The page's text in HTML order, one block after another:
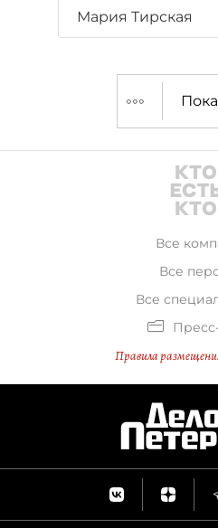
займется
паркингов.
Мария Тирская
Все
Все
Все
Правила